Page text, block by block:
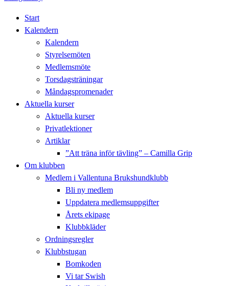
Start
Kalendern
Kalendern
Styrelsemöten
Medlemsmöte
Torsdagsträningar
Måndagspromenader
Aktuella kurser
Aktuella kurser
Privatlektioner
Artiklar
”Att träna inför tävling” – Camilla Grip
Om klubben
Medlem i Vallentuna Brukshundklubb
Bli ny medlem
Uppdatera medlemsuppgifter
Årets ekipage
Klubbkläder
Ordningsregler
Klubbstugan
Bomkoden
Vi tar Swish